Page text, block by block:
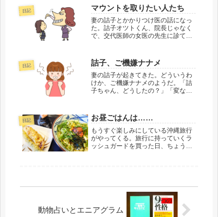
手にしていた。「詰子ちゃん、どう
したの？」「鼻が詰まった」そう言
うと、詰子は小瓶...
日記 マウントを取りたい人たち
妻の詰子とかかりつけ医の話になっ
た。詰子オツトくん、院長じゃなく
で、交代医師の女医の先生に診ても
い上から物を言ってくるもんオツト
まぁ、詰子ちゃんも上から物を言っ
てくるけどね詰子...
日記 詰子、ご機嫌ナナメ
妻の詰子が起きてきた。どういうわ
けか、ご機嫌ナナメのようだ。「詰
子ちゃん、どうしたの？」「変な夢
で～』って怒る夢」「俺が文句を言
う夢？ 何をそんなに文句言って
た？」「わからんけ...
日記 お昼ごはんは……
もうすぐ楽しみにしている沖縄旅行
がやってくる。旅行に持っていくラ
ッシュガードを買った日、ちょうど
動物占いとエニアグラム